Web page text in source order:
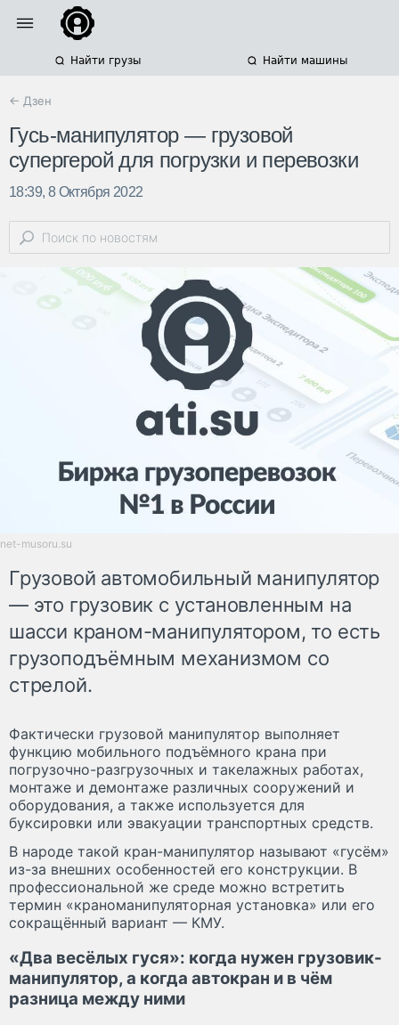
Найти грузы Найти машины
← Дзен
Гусь-манипулятор — грузовой
супергерой для погрузки и перевозки
18:39, 8 Октября 2022
net-musoru.su
Грузовой автомобильный манипулятор
— это грузовик с установленным на
шасси краном-манипулятором, то есть
грузоподъёмным механизмом со
стрелой.
Фактически грузовой манипулятор выполняет
функцию мобильного подъёмного крана при
погрузочно-разгрузочных и такелажных работах,
монтаже и демонтаже различных сооружений и
оборудования, а также используется для
буксировки или эвакуации транспортных средств.
В народе такой кран-манипулятор называют «гусём»
из-за внешних особенностей его конструкции. В
профессиональной же среде можно встретить
термин «краноманипуляторная установка» или его
сокращённый вариант — КМУ.
«Два весёлых гуся»: когда нужен грузовик-
манипулятор, а когда автокран и в чём
разница между ними